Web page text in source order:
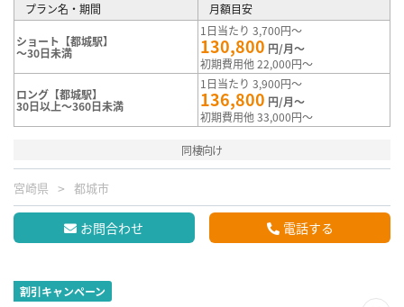
プラン名・期間 月額目安
ショート【都城駅】
～30日未満
1日当たり 3,700円～
130,800 円/月～
初期費用他 22,000円～
ロング【都城駅】
30日以上～360日未満
1日当たり 3,900円～
136,800 円/月～
初期費用他 33,000円～
同棲向け
宮崎県 都城市
お問合わせ 電話する
割引キャンペーン